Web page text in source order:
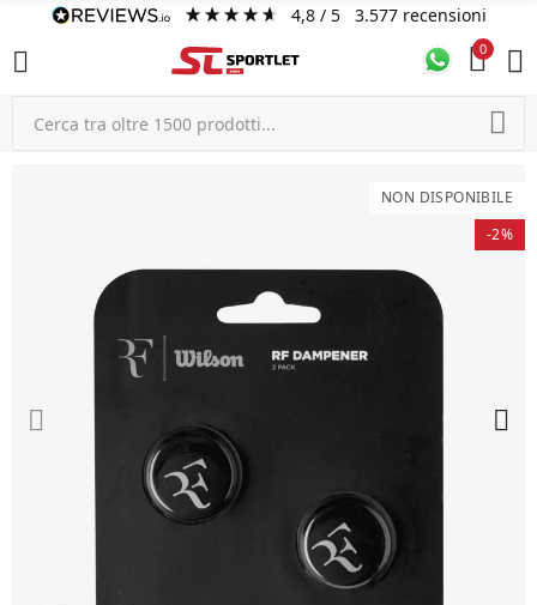
4,8/ 5 3.577 recensioni
0
NON DISPONIBILE
-2%